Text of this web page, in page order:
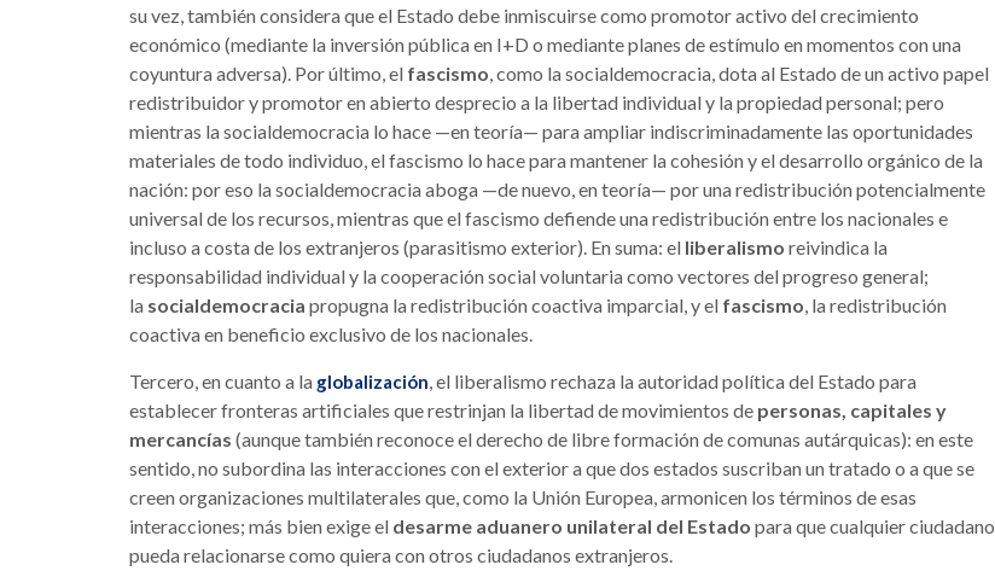
su vez, también considera que el Estado debe inmiscuirse como promotor activo del crecimiento
económico (mediante la inversión pública en I+D o mediante planes de estímulo en momentos con una
coyuntura adversa). Por último, el fascismo, como la socialdemocracia, dota al Estado de un activo papel
redistribuidor y promotor en abierto desprecio a la libertad individual y la propiedad personal; pero
mientras la socialdemocracia lo hace —en teoría— para ampliar indiscriminadamente las oportunidades
materiales de todo individuo, el fascismo lo hace para mantener la cohesión y el desarrollo orgánico de la
nación: por eso la socialdemocracia aboga —de nuevo, en teoría— por una redistribución potencialmente
universal de los recursos, mientras que el fascismo defiende una redistribución entre los nacionales e
incluso a costa de los extranjeros (parasitismo exterior). En suma: el liberalismo reivindica la
responsabilidad individual y la cooperación social voluntaria como vectores del progreso general;
la socialdemocracia propugna la redistribución coactiva imparcial, y el fascismo, la redistribución
coactiva en beneficio exclusivo de los nacionales.
Tercero, en cuanto a la globalización, el liberalismo rechaza la autoridad política del Estado para
establecer fronteras artificiales que restrinjan la libertad de movimientos de personas, capitales y
mercancías (aunque también reconoce el derecho de libre formación de comunas autárquicas): en este
sentido, no subordina las interacciones con el exterior a que dos estados suscriban un tratado o a que se
creen organizaciones multilaterales que, como la Unión Europea, armonicen los términos de esas
interacciones; más bien exige el desarme aduanero unilateral del Estado para que cualquier ciudadano
pueda relacionarse como quiera con otros ciudadanos extranjeros.